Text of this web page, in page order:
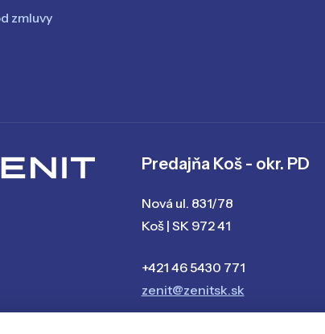
zmluvy
Predajňa Koš - okr. PD
Nová ul. 831/78
Koš | SK 972 41
+421 46 5430 771
zenit@zenitsk.sk